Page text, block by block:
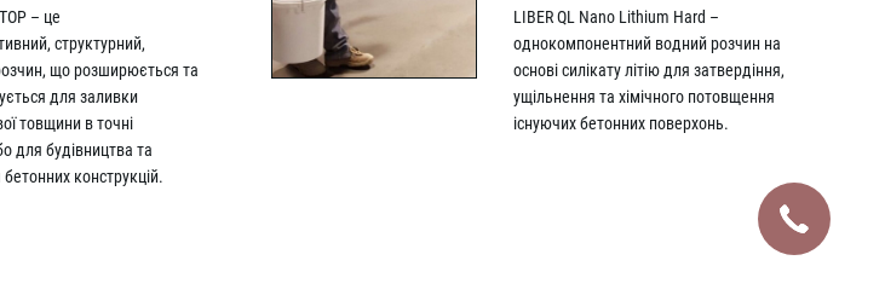
– це
структурний,
що розширюється та
для заливки
товщини в точні
для будівництва та
конструкцій.
LIBER QL Nano Lithium Hard –
однокомпонентний водний розчин на
основі силікату літію для затвердіння,
ущільнення та хімічного потовщення
існуючих бетонних поверхонь.